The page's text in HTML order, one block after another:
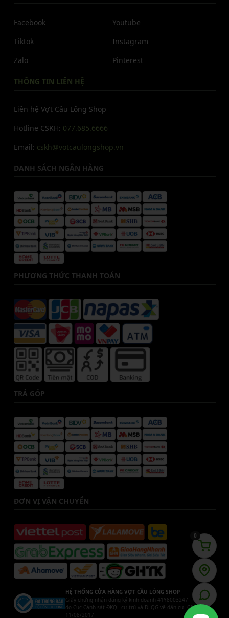
Facebook
Tiktok
Zalo
Youtube
Instagram
Pinterest
THÔNG TIN LIÊN HỆ
Liên hệ Vợt Cầu Lông Shop
Hotline CSKH: 077.685.6666
Email: cskh@votcaulongshop.vn
DANH SÁCH NGÂN HÀNG
PHƯƠNG THỨC THANH TOÁN
TRẢ GÓP
ĐƠN VỊ VẬN CHUYỂN
HỆ THỐNG CỬA HÀNG VỢT CẦU LÔNG SHOP
Giấy chứng nhận đăng ký kinh doanh 41Y8003247
do Cục Cảnh sát ĐKQL cư trú và DLQG về dân cư. Cấp ngày
11/08/2017
0